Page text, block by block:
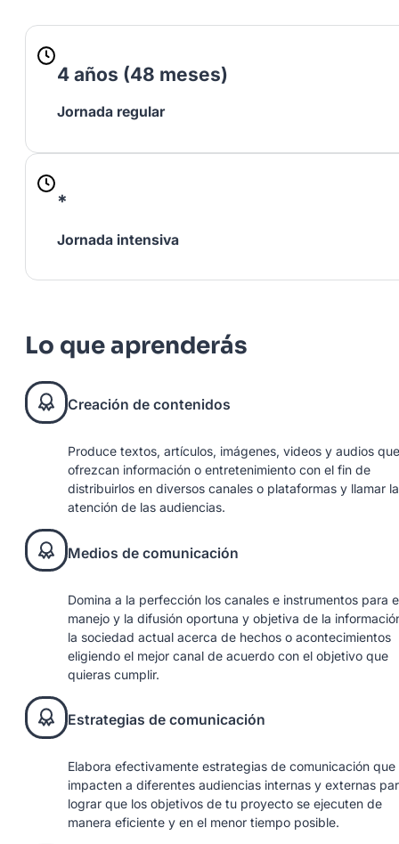
4 años (48 meses)
Jornada regular
*
Jornada intensiva
Lo que aprenderás
Creación de contenidos
Produce textos, artículos, imágenes, videos y audios que
ofrezcan información o entretenimiento con el fin de
distribuirlos en diversos canales o plataformas y llamar la
atención de las audiencias.
Medios de comunicación
Domina a la perfección los canales e instrumentos para
manejo y la difusión oportuna y objetiva de la
la sociedad actual acerca de hechos o acontecimientos
eligiendo el mejor canal de acuerdo con el objetivo que
quieras cumplir.
Estrategias de comunicación
Elabora efectivamente estrategias de comunicación que
impacten a diferentes audiencias internas y externas
lograr que los objetivos de tu proyecto se ejecuten de
manera eficiente y en el menor tiempo posible.